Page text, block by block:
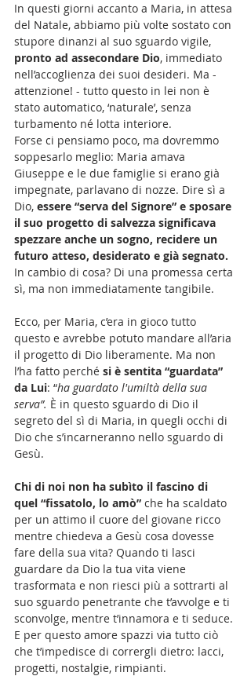
In questi giorni accanto a Maria, in attesa
del Natale, abbiamo più volte sostato con
stupore dinanzi al suo sguardo vigile,
pronto ad assecondare Dio, immediato
nell’accoglienza dei suoi desideri. Ma -
attenzione! - tutto questo in lei non è
stato automatico, ‘naturale’, senza
turbamento né lotta interiore.
Forse ci pensiamo poco, ma dovremmo
soppesarlo meglio: Maria amava
Giuseppe e le due famiglie si erano già
impegnate, parlavano di nozze. Dire sì a
Dio, essere “serva del Signore” e sposare
il suo progetto di salvezza significava
spezzare anche un sogno, recidere un
futuro atteso, desiderato e già segnato.
In cambio di cosa? Di una promessa certa
sì, ma non immediatamente tangibile.
Ecco, per Maria, c’era in gioco tutto
questo e avrebbe potuto mandare all’aria
il progetto di Dio liberamente. Ma non
l’ha fatto perché si è sentita “guardata”
da Lui: “ha guardato l'umiltà della sua
serva”. È in questo sguardo di Dio il
segreto del sì di Maria, in quegli occhi di
Dio che s’incarneranno nello sguardo di
Gesù.
Chi di noi non ha subìto il fascino di
quel “fissatolo, lo amò” che ha scaldato
per un attimo il cuore del giovane ricco
mentre chiedeva a Gesù cosa dovesse
fare della sua vita? Quando ti lasci
guardare da Dio la tua vita viene
trasformata e non riesci più a sottrarti al
suo sguardo penetrante che t’avvolge e ti
sconvolge, mentre t’innamora e ti seduce.
E per questo amore spazzi via tutto ciò
che t’impedisce di corrergli dietro: lacci,
progetti, nostalgie, rimpianti.